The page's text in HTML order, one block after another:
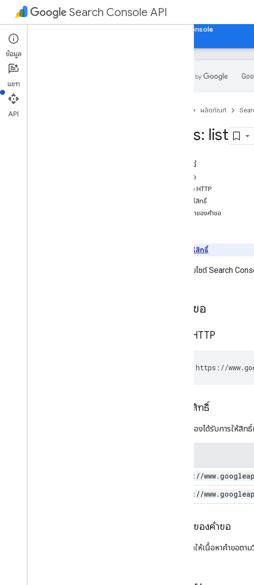
Search Console API
เปิด Search Console
รายการเมธอด
ข้อความแสดงข้อผิดพลาดมาตรฐาน
ผลิตภัณฑ์
Sites: list
ในหน้านี้
ส่งคำขอ
คำขอ HTTP
การให้สิทธิ์
เนื้อหาของคำขอ
การให้สิทธิ์
แสดงเว็บไซต์ Search
ส่งคำขอ
คำขอ HTTP
GET https://
การให้สิทธิ์
คำขอนี้ต้องได้รับการให้สิ
https: //www.
https: //www.
เนื้อหาของคำขอ
โปรดอย่าให้เนื้อหาคำขอตา
ข้อมูล
แชท
API